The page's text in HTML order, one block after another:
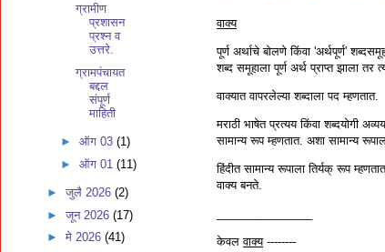
वाक्य
पूर्ण अर्थाचे बोलणे किंवा 'अर्थपूर्ण'
शब्द समूहाला पूर्ण अर्थ प्राप्त झाला
वाक्यात वापरलेल्या शब्दाला पद म्हणतात.
मराठी भाषेत प्रत्यय किंवा शब्दयोगी
सामान्य रूप म्हणतात. अशा सामान्य
हिंदीत सामान्य रूपाला तिर्यक् रूप
वाक्य बनते.
केवलवाक्य--------
ग्रामीण
प्रशासन
प्रश्न व
उत्तरे.
ग्रामपंचायत
बद्दल
संपूर्ण
माहिती
►ऑग 03(1)
►ऑग 01(11)
► जुलै 2026 (2)
► जून 2026 (17)
► मे 2026 (41)